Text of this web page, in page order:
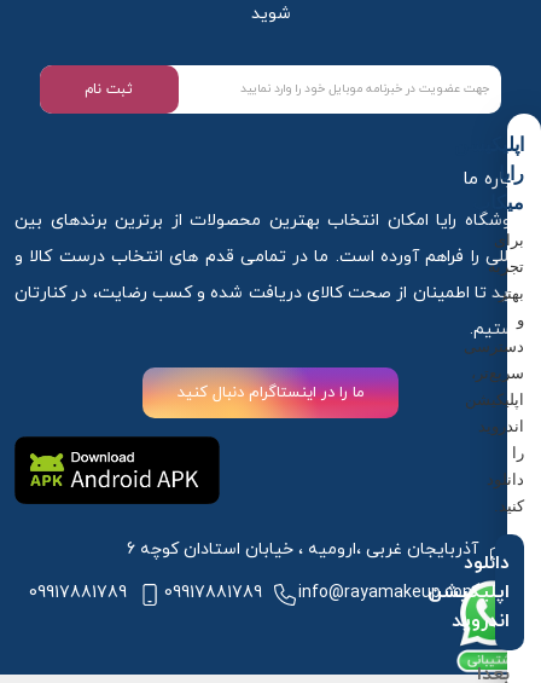
شوید
ثبت نام
درباره ما
فروشگاه رایا امکان انتخاب بهترین محصولات از برترین برندهای بین
المللی را فراهم آورده است. ما در تمامی قدم های انتخاب درست کالا و
خرید تا اطمینان از صحت کالای دریافت شده و کسب رضایت، در کنارتان
هستیم.
ما را در اینستاگرام دنبال کنید
آذربایجان غربی ،ارومیه ، خیابان استادان کوچه 6
info@rayamakeup.com
09917881789
09917881789
اپلیکیشن
رایا
میکاپ
برای
تجربه
بهتر
و
دسترسی
سریع‌تر،
اپلیکیشن
اندروید
را
دانلود
کنید.
دانلود
اپلیکیشن
اندروید
بعدا